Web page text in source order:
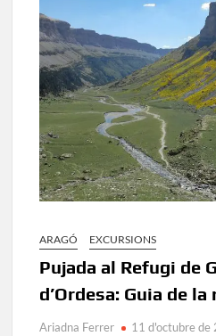
ARAGÓ EXCURSIONS
Pujada al Refugi de
d’Ordesa: Guia de la
Ariadna Ferrer 11 d'octubre de